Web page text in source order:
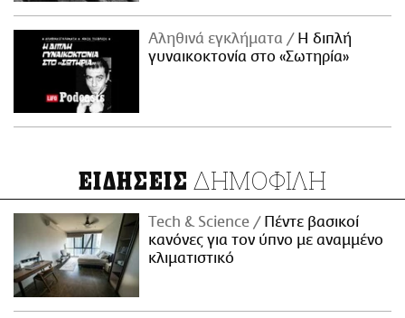
Αληθινά εγκλήματα
Η διπλή
γυναικοκτονία στο «Σωτηρία»
ΕΙΔΗΣΕΙΣ ΔΗΜΟΦΙΛΗ
Τech & Science
Πέντε βασικοί
κανόνες για τον ύπνο με αναμμένο
κλιματιστικό